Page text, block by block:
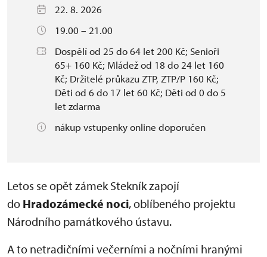
22. 8. 2026
19.00 – 21.00
Dospělí od 25 do 64 let 200 Kč; Senioři
65+ 160 Kč; Mládež od 18 do 24 let 160
Kč; Držitelé průkazu ZTP, ZTP/P 160 Kč;
Děti od 6 do 17 let 60 Kč; Děti od 0 do 5
let zdarma
nákup vstupenky online doporučen
Letos se opět zámek Stekník zapojí
do Hradozámecké noci, oblíbeného projektu
Národního památkového ústavu.
A to netradičními večerními a nočními hranými